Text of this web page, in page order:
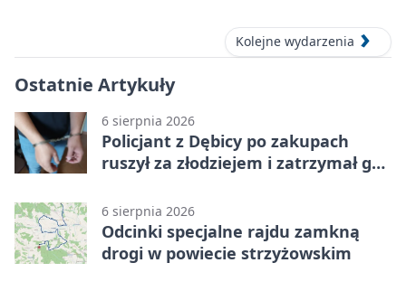
Kolejne wydarzenia
Ostatnie Artykuły
6 sierpnia 2026
Policjant z Dębicy po zakupach
ruszył za złodziejem i zatrzymał go
6 sierpnia 2026
Odcinki specjalne rajdu zamkną
drogi w powiecie strzyżowskim